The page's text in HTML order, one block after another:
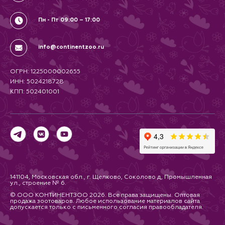
- Комфортная эргономика. Не
скользит в руке.
Для чего используется:
Распутывание шерсти
Удаление выпавшей шерсти
Вычёсывание подшерстка
Разглаживание шерсти
Отчёсов не спадающей шерсти
Как применять:
Расчесывать по направлению
шерсти, неторопливо.
Не следует сильно надавливать
на щетку, чтобы не
допустить травмирования кожи
животного.
Благодаря изогнутым зубчикам
из нержавеющей стали
щётка может быть
использован даже у
длинношерстных пород.
Вовремя линьки возможно
использование 2-3 раза в
неделю, в остальное время - не
чаще одного.
Нельзя использовать при
наличии колтунов.
Поставить инструмент на кожу и
Пн - Пт 09:00 – 17:00
info@continentzoo.ru
ОГРН: 1225000002655
ИНН: 5024218728
КПП: 502401001
141104, Московская обл., г. Щелково, Соколово д, Промышленная
ул., строение № 6.
© ООО КОНТИНЕНТЗОО 2026. Все права защищены. Оптовая
продажа зоотоваров. Любое использование материалов сайта
допускается только с письменного согласия правообладателя.